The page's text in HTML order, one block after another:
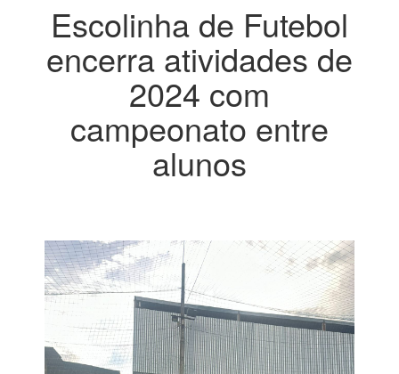
Escolinha de Futebol
encerra atividades de
2024 com
campeonato entre
alunos